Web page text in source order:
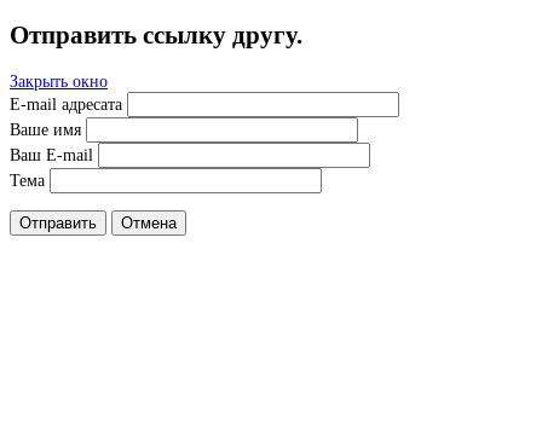
Отправить ссылку другу.
Закрыть окно
E-mail адресата
Ваше имя
Ваш E-mail
Тема
Отправить Отмена